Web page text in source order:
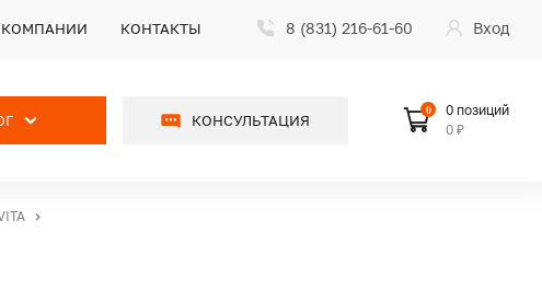
КОНТАКТЫ 8 (831) 216-61-60 Вход
КОНСУЛЬТАЦИЯ
0
0 позиций
0 ₽